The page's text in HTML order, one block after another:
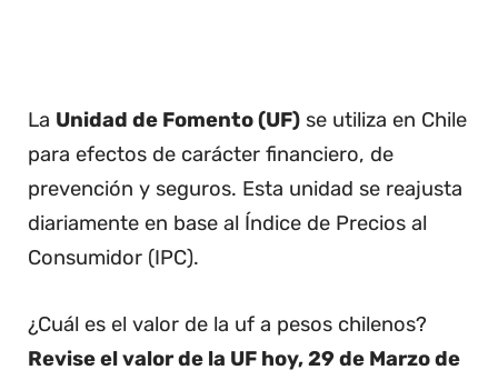
La Unidad de Fomento (UF) se utiliza en Chile
para efectos de carácter financiero, de
prevención y seguros. Esta unidad se reajusta
diariamente en base al Índice de Precios al
Consumidor (IPC).
¿Cuál es el valor de la uf a pesos chilenos?
Revise el valor de la UF hoy, 29 de Marzo de